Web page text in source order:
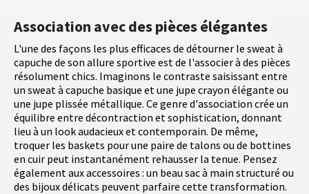
Association avec des pièces élégantes
L'une des façons les plus efficaces de détourner le sweat à
capuche de son allure sportive est de l'associer à des pièces
résolument chics. Imaginons le contraste saisissant entre
un sweat à capuche basique et une jupe crayon élégante ou
une jupe plissée métallique. Ce genre d'association crée un
équilibre entre décontraction et sophistication, donnant
lieu à un look audacieux et contemporain. De même,
troquer les baskets pour une paire de talons ou de bottines
en cuir peut instantanément rehausser la tenue. Pensez
également aux accessoires : un beau sac à main structuré ou
des bijoux délicats peuvent parfaire cette transformation.